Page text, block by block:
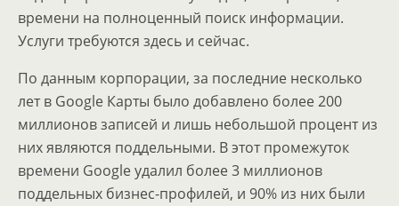
времени на полноценный поиск информации.
Услуги требуются здесь и сейчас.
По данным корпорации, за последние несколько
лет в Google Карты было добавлено более 200
миллионов записей и лишь небольшой процент из
них являются поддельными. В этот промежуток
времени Google удалил более 3 миллионов
поддельных бизнес-профилей, и 90% из них были